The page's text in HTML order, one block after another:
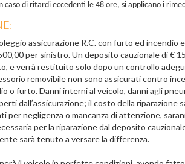
caso di ritardi eccedenti le 48 ore, si applicano i
assicurazione R.C. con furto ed
per sinistro. Un deposito cauzionale di €
e verrà restituito solo dopo un controllo
removibile non sono assicurati contro
o furto. Danni interni al veicolo, danni agli
dall’assicurazione; il costo della riparazione
per negligenza o mancanza di attenzione,
per la riparazione dal deposito
sarà tenuto a versare la differenza.